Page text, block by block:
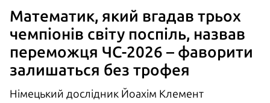
Математик, який вгадав трьох
чемпіонів світу поспіль, назвав
переможця ЧС-2026 – фаворити
залишаться без трофея
Німецький дослідник Йоахім Клемент